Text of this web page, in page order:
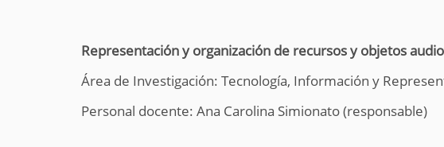
Representación y organización de recursos y objetos
Área de Investigación: Tecnología, Información y
Personal docente: Ana Carolina Simionato (responsable)